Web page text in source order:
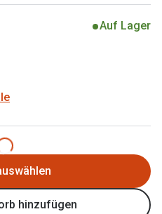
Kinderbrille
Randlose
Auf Lager
hinzufügen